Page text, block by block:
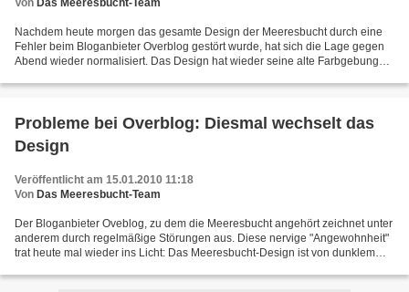
Nachdem heute morgen das gesamte Design der Meeresbucht durch eine
Fehler beim Bloganbieter Overblog gestört wurde, hat sich die Lage gegen
Abend wieder normalisiert. Das Design hat wieder seine alte Farbgebung
Probleme bei Overblog: Diesmal wechselt das
Design
Veröffentlicht am 15.01.2010 11:18
Von Das Meeresbucht-Team
Der Bloganbieter Oveblog, zu dem die Meeresbucht angehört zeichnet unter
anderem durch regelmäßige Störungen aus. Diese nervige "Angewohnheit"
trat heute mal wieder ins Licht: Das Meeresbucht-Design ist von dunklem